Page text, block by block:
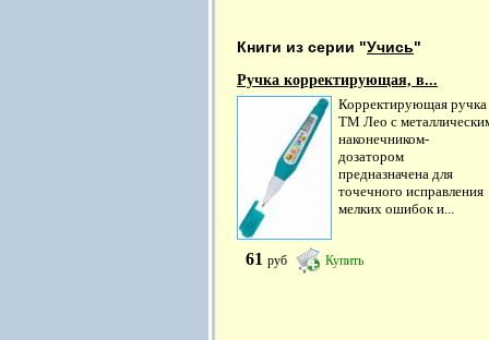
Книги из серии "Учись"
Ручка корректирующая, в...
Корректирующая ручка
ТМ Лео с
наконечником-
дозатором
предназначена для
точечного исправления
мелких ошибок и...
61 руб Купить